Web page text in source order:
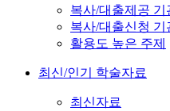
복사/대출제공 기
복사/대출신청 기
활용도 높은 주제
최신/인기 학술자료
최신자료